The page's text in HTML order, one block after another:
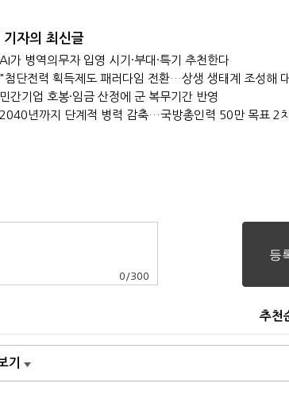
기자의 최신글
AI가 병역의무자 입영 시기·부대·특기 추천한다
민간기업 호봉·임금 산정에 군 복무기간 반영
0 /300
추천
기